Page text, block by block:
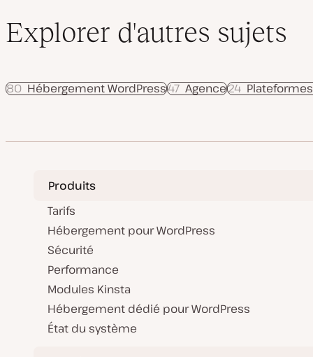
Explorer d'autres sujets
Hébergement WordPress
80 Agence
47 24
Produits
Tarifs
Hébergement pour WordPress
Sécurité
Performance
Modules Kinsta
Hébergement dédié pour WordPress
État du système